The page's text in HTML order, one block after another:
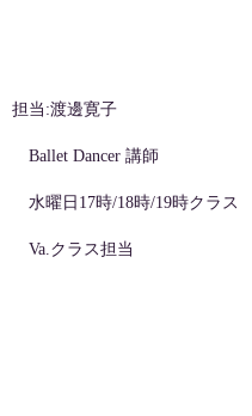
担当:渡邊寛子
Ballet Dancer 講師
水曜日17時/18時/19時クラス
Va.クラス担当